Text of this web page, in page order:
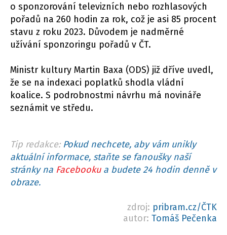
o sponzorování televizních nebo rozhlasových
pořadů na 260 hodin za rok, což je asi 85 procent
stavu z roku 2023. Důvodem je nadměrné
užívání sponzoringu pořadů v ČT.
Ministr kultury Martin Baxa (ODS) již dříve uvedl,
že se na indexaci poplatků shodla vládní
koalice. S podrobnostmi návrhu má novináře
seznámit ve středu.
Tip redakce: Pokud nechcete, aby vám unikly
aktuální informace, staňte se fanoušky naší
stránky na Facebookua budete 24 hodin denně v
obraze.
zdroj: pribram.cz/ČTK
autor: Tomáš Pečenka